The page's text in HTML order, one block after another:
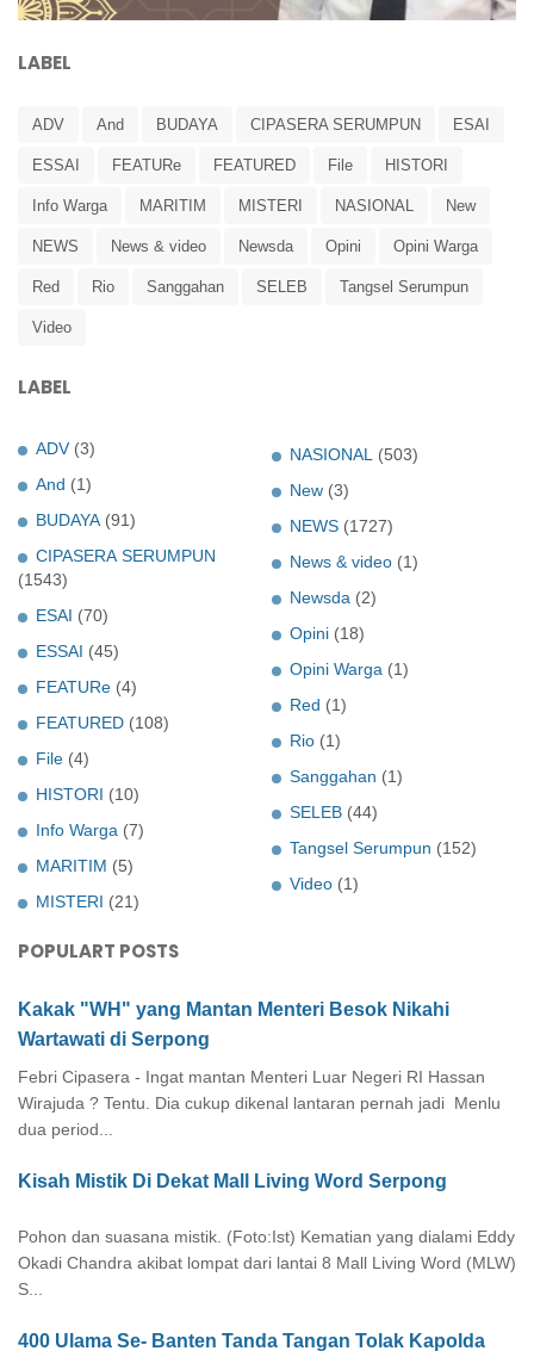
LABEL
ADV And BUDAYA CIPASERA SERUMPUN ESAI
ESSAI FEATURe FEATURED File HISTORI
Info Warga MARITIM MISTERI NASIONAL New
NEWS News & video Newsda Opini Opini Warga
Red Rio Sanggahan SELEB Tangsel Serumpun
Video
LABEL
ADV (3)
And (1)
BUDAYA (91)
CIPASERA SERUMPUN
(1543)
ESAI (70)
ESSAI (45)
FEATURe (4)
FEATURED (108)
File (4)
HISTORI (10)
Info Warga (7)
MARITIM (5)
MISTERI (21)
NASIONAL (503)
New (3)
NEWS (1727)
News & video (1)
Newsda (2)
Opini (18)
Opini Warga (1)
Red (1)
Rio (1)
Sanggahan (1)
SELEB (44)
Tangsel Serumpun (152)
Video (1)
POPULART POSTS
Kakak "WH" yang Mantan Menteri Besok Nikahi
Wartawati di Serpong
Febri Cipasera - Ingat mantan Menteri Luar Negeri RI Hassan
Wirajuda ? Tentu. Dia cukup dikenal lantaran pernah jadi Menlu
dua period...
Kisah Mistik Di Dekat Mall Living Word Serpong
Pohon dan suasana mistik. (Foto:Ist) Kematian yang dialami Eddy
Okadi Chandra akibat lompat dari lantai 8 Mall Living Word (MLW)
S...
400 Ulama Se- Banten Tanda Tangan Tolak Kapolda